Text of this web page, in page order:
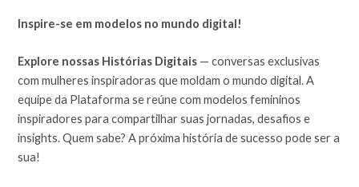
Inspire-se em modelos no mundo digital!
Explore nossas Histórias Digitais — conversas exclusivas
com mulheres inspiradoras que moldam o mundo digital. A
equipe da Plataforma se reúne com modelos femininos
inspiradores para compartilhar suas jornadas, desafios e
insights. Quem sabe? A próxima história de sucesso pode ser a
sua!